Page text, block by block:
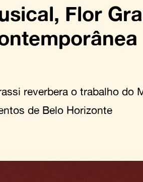
Flor
reverbera o trabalho do
de Belo Horizonte